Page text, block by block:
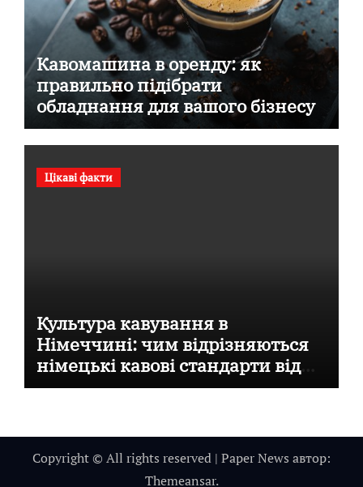
Кавомашина в оренду: як
правильно підібрати
обладнання для вашого бізнесу
Цікаві факти
Культура кавування в
Німеччині: чим відрізняються
німецькі кавові стандарти від
італійських
Copyright © All rights reserved | Paper News автор:
Themeansar.